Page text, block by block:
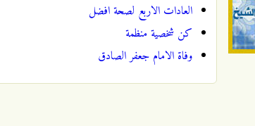
العادات الاربع لصحة افضل
كن شخصية منظمة
وفاة الامام جعفر الصادق